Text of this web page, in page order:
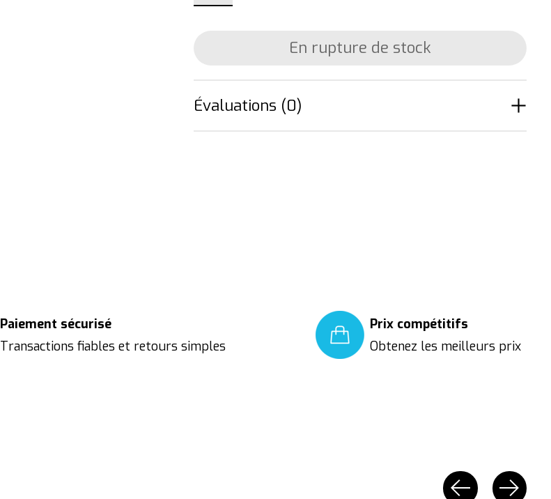
En rupture de stock
Évaluations (0)
Paiement sécurisé
Transactions fiables et retours simples
Prix compétitifs
Obtenez les meilleurs prix